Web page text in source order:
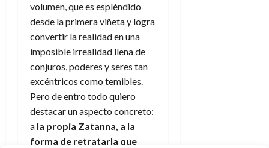
volumen, que es espléndido
desde la primera viñeta y logra
convertir la realidad en una
imposible irrealidad llena de
conjuros, poderes y seres tan
excéntricos como temibles.
Pero de entro todo quiero
destacar un aspecto concreto:
a la propia Zatanna, a la
forma de retratarla que